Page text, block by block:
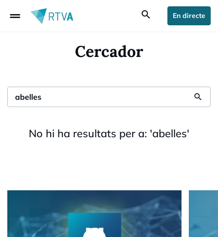
drag_handle search En directe
Cercador
search
No hi ha resultats per a: 'abelles'